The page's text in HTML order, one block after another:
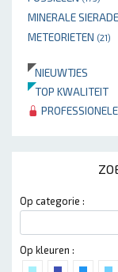
MINERALE
METEORIETEN (21)
NIEUWTJES
TOP KWALITEIT
Op categorie :
Op kleuren :